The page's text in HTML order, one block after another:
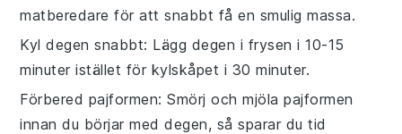
matberedare för att snabbt få en smulig massa.
Kyl degen snabbt: Lägg degen i frysen i 10-15
minuter istället för kylskåpet i 30 minuter.
Förbered pajformen: Smörj och mjöla pajformen
innan du börjar med degen, så sparar du tid